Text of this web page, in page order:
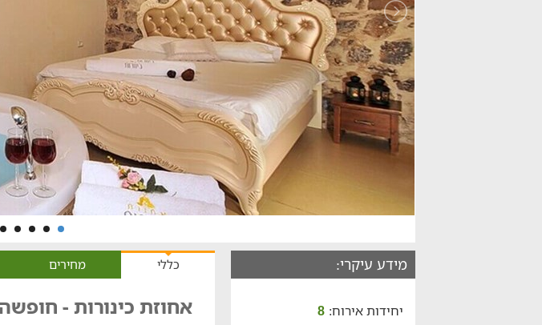
מידע עיקרי:
יחידות אירוח: 8
כללי מחירים
אחוזת כינורות -